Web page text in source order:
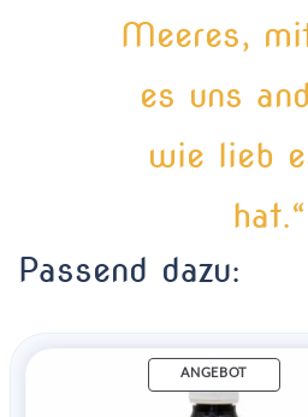
Meeres,
es uns
wie lieb
hat.“
Passend dazu:
ANGEBOT